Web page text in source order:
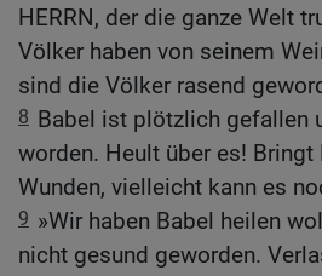
HERRN, der die ganze Welt
Völker haben von seinem
sind die Völker rasend
8 Babel ist plötzlich gefallen
worden. Heult über es!
Wunden, vielleicht kann es
9 »Wir haben Babel heilen
nicht gesund geworden.